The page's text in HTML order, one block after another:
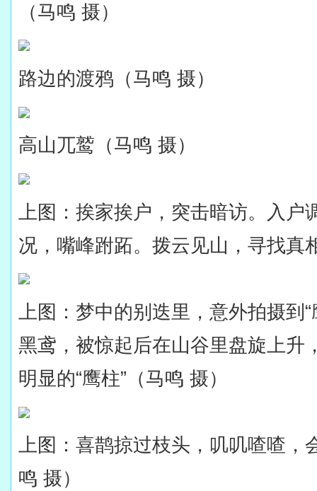
（马鸣 摄）
路边的渡鸦（马鸣 摄）
高山兀鹫（马鸣 摄）
上图：挨家挨户，突击暗访。入
况，嘴峰跗跖。拨云见山，寻找真
上图：梦中的别迭里，意外拍摄到
黑鸢，被惊起后在山谷里盘旋上升
明显的“鹰柱”（马鸣 摄）
上图：喜鹊掠过枝头，叽叽喳喳，
鸣 摄）